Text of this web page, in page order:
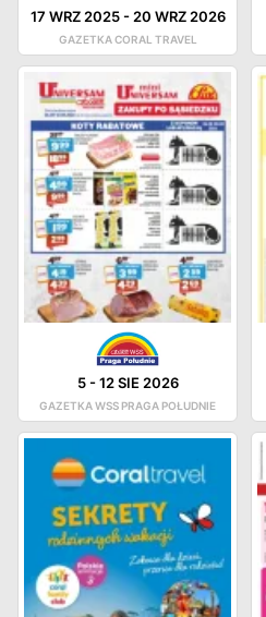
17 WRZ 2025-20 WRZ 2026
GAZETKA CORAL TRAVEL
5-12 SIE 2026
GAZETKA WSS PRAGA POŁUDNIE